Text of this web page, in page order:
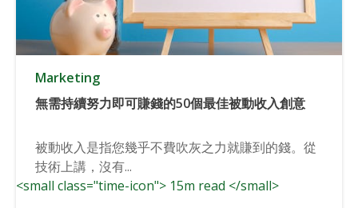
Marketing
無需持續努力即可賺錢的50個最佳被動收入創意
被動收入是指您幾乎不費吹灰之力就賺到的錢。從
技術上講，沒有...
<small class="time-icon"> 15m read </small>